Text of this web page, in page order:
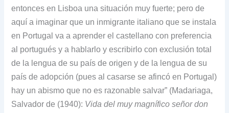
entonces en Lisboa una situación muy fuerte; pero de
aquí a imaginar que un inmigrante italiano que se instala
en Portugal va a aprender el castellano con preferencia
al portugués y a hablarlo y escribirlo con exclusión total
de la lengua de su país de origen y de la lengua de su
país de adopción (pues al casarse se afincó en Portugal)
hay un abismo que no es razonable salvar” (Madariaga,
Salvador de (1940): Vida del muy magnífico señor don